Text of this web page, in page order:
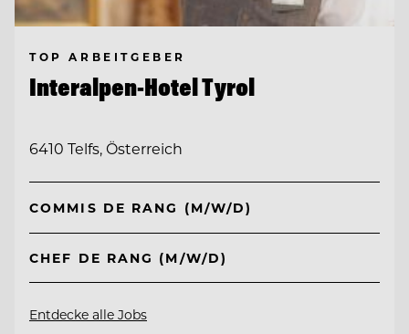
TOP ARBEITGEBER
Interalpen-Hotel Tyrol
6410 Telfs, Österreich
COMMIS DE RANG (M/W/D)
CHEF DE RANG (M/W/D)
Entdecke alle Jobs